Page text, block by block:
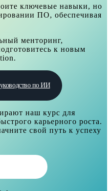
ключевые навыки, но
ПО, обеспечивая
менторинг,
к новым
по ИИ
наш курс для
карьерного роста.
свой путь к успеху